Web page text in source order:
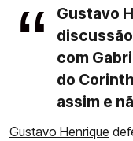
Gustavo
com
do
assim e
Gustavo Henrique